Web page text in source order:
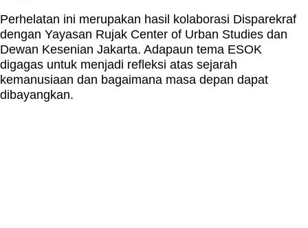
Perhelatan ini merupakan hasil kolaborasi Disparekraf
dengan Yayasan Rujak Center of Urban Studies dan
Dewan Kesenian Jakarta. Adapaun tema ESOK
digagas untuk menjadi refleksi atas sejarah
kemanusiaan dan bagaimana masa depan dapat
dibayangkan.